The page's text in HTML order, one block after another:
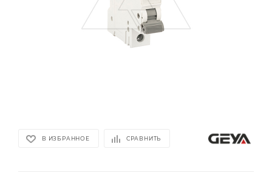
В ИЗБРАННОЕ СРАВНИТЬ